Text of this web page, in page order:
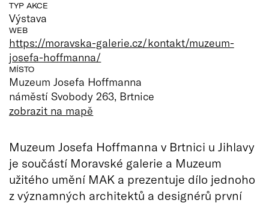
TYP AKCE
Výstava
WEB
https://moravska-galerie.cz/kontakt/muzeum-
josefa-hoffmanna/
MÍSTO
Muzeum Josefa Hoffmanna
náměstí Svobody 263, Brtnice
zobrazit na mapě
Muzeum Josefa Hoffmanna v Brtnici u Jihlavy
je součástí Moravské galerie a Muzeum
užitého umění MAK a prezentuje dílo jednoho
z významných architektů a designérů první